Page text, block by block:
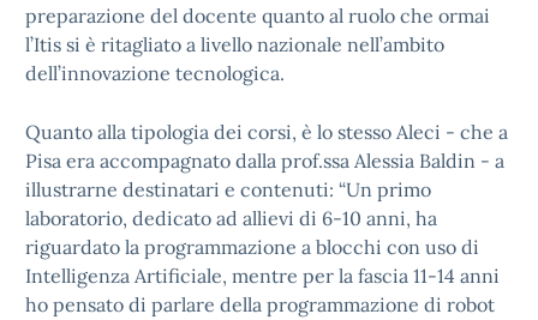
preparazione del docente quanto al ruolo che ormai
l’Itis si è ritagliato a livello nazionale nell’ambito
dell’innovazione tecnologica.
Quanto alla tipologia dei corsi, è lo stesso Aleci - che a
Pisa era accompagnato dalla prof.ssa Alessia Baldin - a
illustrarne destinatari e contenuti: “Un primo
laboratorio, dedicato ad allievi di 6-10 anni, ha
riguardato la programmazione a blocchi con uso di
Intelligenza Artificiale, mentre per la fascia 11-14 anni
ho pensato di parlare della programmazione di robot